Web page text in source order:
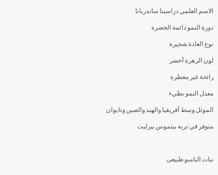
الاسم العلمي دراسينا ساندريانا
دورة النمو دائمة الخضرة
نوع العادة شجيرة
لون الزهرة أخضر
رائحة غير معطرة
معدل النمو بطيء
الموئل وسط أفريقيا والهند والصين وتايوان
متوفر في تربة بيتموس بيرليت
نبات البامبو طبيعى